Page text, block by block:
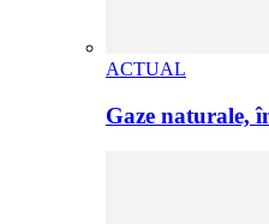
ACTUAL
Gaze naturale,